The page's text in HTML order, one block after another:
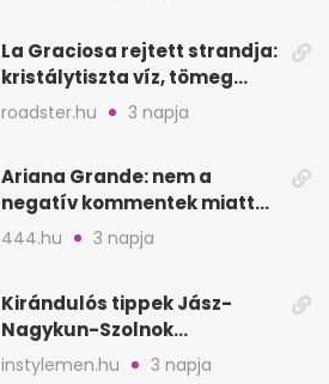
La Graciosa rejtett strandja:
kristálytiszta víz, tömeg
nélkül
roadster.hu 3 napja
Ariana Grande: nem a
negatív kommentek miatt
vonul vissza
444.hu 3 napja
Kirándulós tippek Jász-
Nagykun-Szolnok
megyében: 6 kihagyhatatlan
instylemen.hu 3 napja